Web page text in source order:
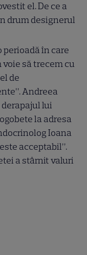
el. De ce a
drum designerul
perioadă în care
voie să trecem cu
de
Andreea
lui
la adresa
Ioana
acceptabil”.
a stârnit valuri